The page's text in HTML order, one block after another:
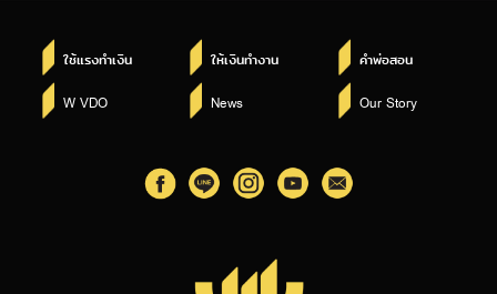
ใช้แรงทำเงิน ให้เงินทำงาน คำพ่อสอน
W VDO News Our Story